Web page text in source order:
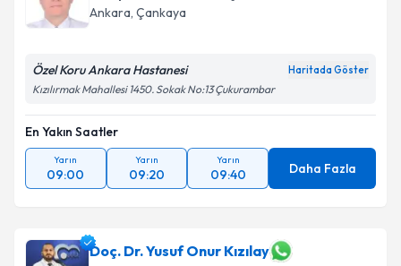
Ankara, Çankaya
Özel Koru Ankara Hastanesi Haritada Göster
Kızılırmak Mahallesi 1450. Sokak No:13 Çukurambar
En Yakın Saatler
Yarın
09:00
Yarın
09:20
Yarın
09:40 Daha Fazla
Doç. Dr. Yusuf Onur Kızılay